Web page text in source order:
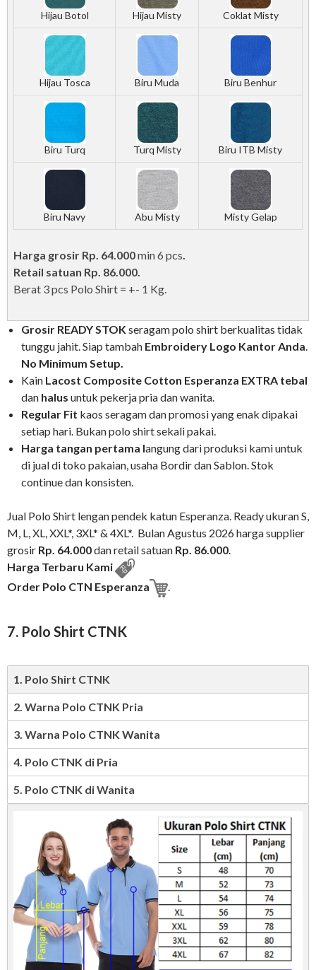
Hijau Botol Hijau Misty Coklat Misty
Hijau Tosca Biru Muda Biru Benhur
Biru Turq Turq Misty Biru ITB Misty
Biru Navy Abu Misty Misty Gelap
Harga grosir Rp. 64.000min 6 pcs.
Retail satuan Rp. 86.000.
Berat 3 pcs Polo Shirt = +- 1 Kg.
Grosir READY STOK seragam polo shirt berkualitas tidak
tunggu jahit. Siap tambah Embroidery Logo KantorAnda.
No Minimum Setup.
Kain Lacost Composite Cotton Esperanza EXTRA tebal
dan halus untuk pekerja pria dan wanita.
Regular Fit kaos seragam dan promosi yang enak dipakai
setiap hari. Bukan polo shirt sekali pakai.
Harga tangan pertama langung dari produksi kami untuk
di jual di toko pakaian, usaha Bordir dan Sablon. Stok
continue dan konsisten.
Jual Polo Shirt lengan pendek katun Esperanza. Ready ukuran S,
M, L, XL, XXL*, 3XL* & 4XL*. Bulan Agustus 2026 harga supplier
grosir Rp. 64.000dan retail satuan Rp. 86.000.
Harga Terbaru Kami
Order Polo CTN Esperanza
.
7. Polo Shirt CTNK
1. Polo Shirt CTNK
2. Warna Polo CTNK Pria
3. Warna Polo CTNK Wanita
4. Polo CTNK di Pria
5. Polo CTNK di Wanita